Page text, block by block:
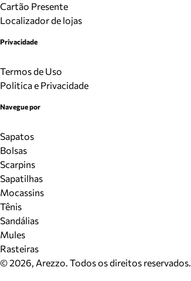
Cartão Presente
Localizador de lojas
Privacidade
Termos de Uso
Politica e Privacidade
Navegue por
Sapatos
Bolsas
Scarpins
Sapatilhas
Mocassins
Tênis
Sandálias
Mules
Rasteiras
©2026, Arezzo. Todos os direitos reservados.